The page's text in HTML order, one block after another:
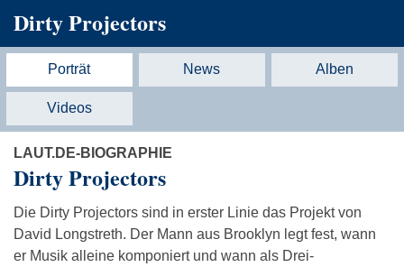
Dirty Projectors
Porträt News Alben
Videos
LAUT.DE-BIOGRAPHIE
Dirty Projectors
Die Dirty Projectors sind in erster Linie das Projekt von
David Longstreth. Der Mann aus Brooklyn legt fest, wann
er Musik alleine komponiert und wann als Drei-